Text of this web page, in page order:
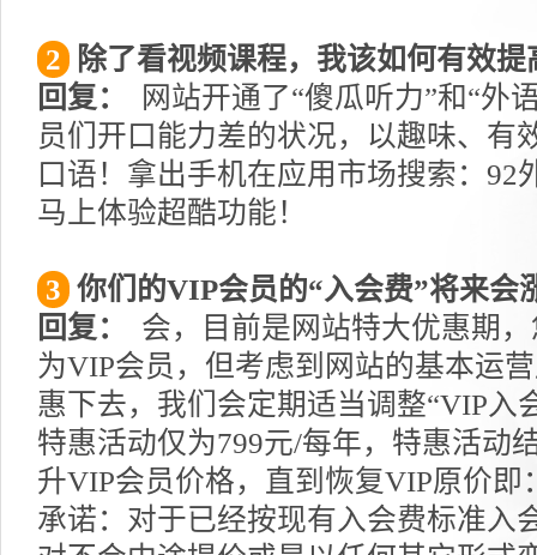
2
除了看视频课程，我该如何有效
回复：
网站开通了“傻瓜听力”和“外
员们开口能力差的状况，以趣味、有
口语！拿出手机在应用市场搜索：92
马上体验超酷功能！
3 你们的VIP会员的“入会费”将来会
回复：
会，目前是网站特大优惠期
为VIP会员，但考虑到网站的基本运
惠下去，我们会定期适当调整“VIP入
特惠活动仅为799元/每年，特惠活动
升VIP会员价格，直到恢复VIP原价即
承诺：对于已经按现有入会费标准入